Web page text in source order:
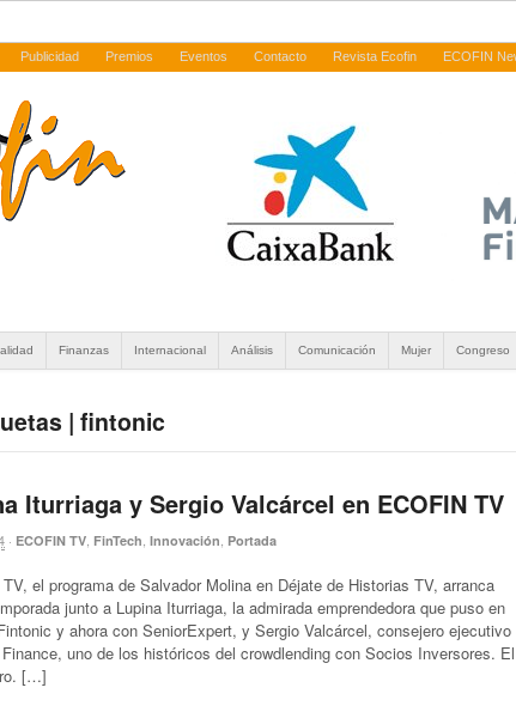
Publicidad Premios Eventos Contacto Revista Ecofin ECOFIN
Finanzas Internacional Análisis Comunicación Mujer Congreso
| fintonic
Iturriaga y Sergio Valcárcel en ECOFIN TV
· ECOFIN TV FinTech Innovación Portada
el programa de Salvador Molina en Déjate de Historias TV, arranca
junto a Lupina Iturriaga, la admirada emprendedora que puso en
y ahora con SeniorExpert, y Sergio Valcárcel, consejero ejecutivo
uno de los históricos del crowdlending con Socios Inversores. El
[…]